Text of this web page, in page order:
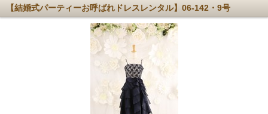
【結婚式パーティーお呼ばれドレスレンタル】06-142・9号